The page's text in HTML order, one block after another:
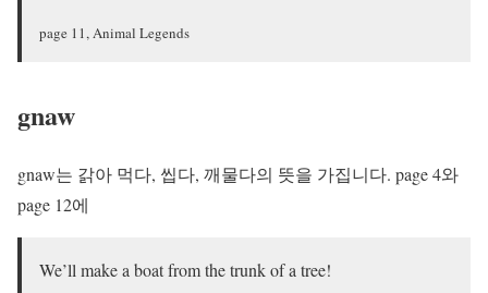
page 11, Animal Legends
gnaw
gnaw는 갉아 먹다, 씹다, 깨물다의 뜻을 가집니다. page 4와
page 12에
We’ll make a boat from the trunk of a tree!